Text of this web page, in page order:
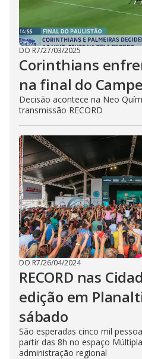
DO R7/27/03/2025
Corinthians
na final do
Decisão acontece na Neo
transmissão RECORD
DO R7/26/04/2024
RECORD nas
edição em
sábado
São esperadas cinco mil
partir das 8h no espaço
administração regional